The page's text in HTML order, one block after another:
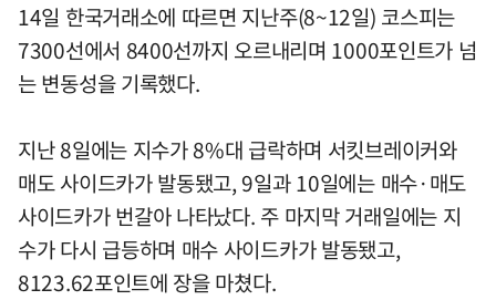
14일 한국거래소에 따르면 지난주(8~12일) 코스피는
7300선에서 8400선까지 오르내리며 1000포인트가 넘
는 변동성을 기록했다.
지난 8일에는 지수가 8%대 급락하며 서킷브레이커와
매도 사이드카가 발동됐고, 9일과 10일에는 매수·매도
사이드카가 번갈아 나타났다. 주 마지막 거래일에는 지
수가 다시 급등하며 매수 사이드카가 발동됐고,
8123.62포인트에 장을 마쳤다.